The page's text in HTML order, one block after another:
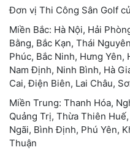
Đơn vị Thi Công Sân Golf
Miền Bắc: Hà Nội, Hải
Bằng, Bắc Kạn, Thái
Phúc, Bắc Ninh, Hưng Yên,
Nam Định, Ninh Bình, Hà
Cai, Điện Biên, Lai Châu,
Miền Trung: Thanh Hóa,
Quảng Trị, Thừa Thiên
Ngãi, Bình Định, Phú Yên,
Thuận